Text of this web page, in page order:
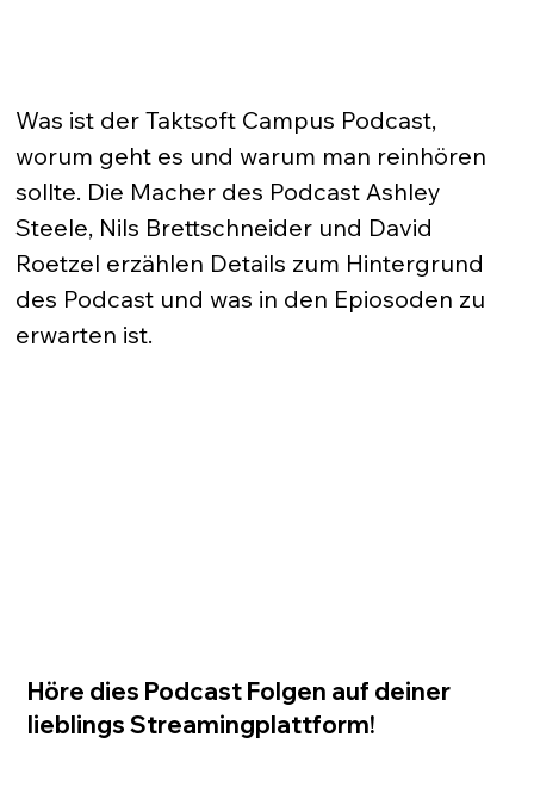
Was ist der Taktsoft Campus Podcast,
worum geht es und warum man reinhören
sollte. Die Macher des Podcast Ashley
Steele, Nils Brettschneider und David
Roetzel erzählen Details zum Hintergrund
des Podcast und was in den Epiosoden zu
erwarten ist.
Höre dies Podcast Folgen auf deiner
lieblings Streamingplattform!